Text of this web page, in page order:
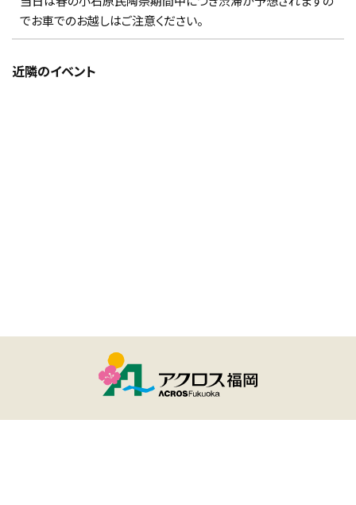
でお車でのお越しはご注意ください。
近隣のイベント